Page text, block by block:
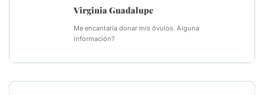
Virginia Guadalupe
Me encantaría donar mis óvulos. Alguna
información?